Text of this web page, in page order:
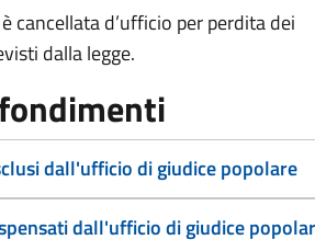
cancellata d’ufficio per perdita dei
dalla legge.
dall'ufficio di giudice popolare
dall'ufficio di giudice